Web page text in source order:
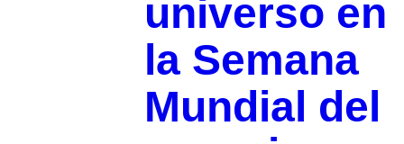
universo en
la Semana
Mundial del